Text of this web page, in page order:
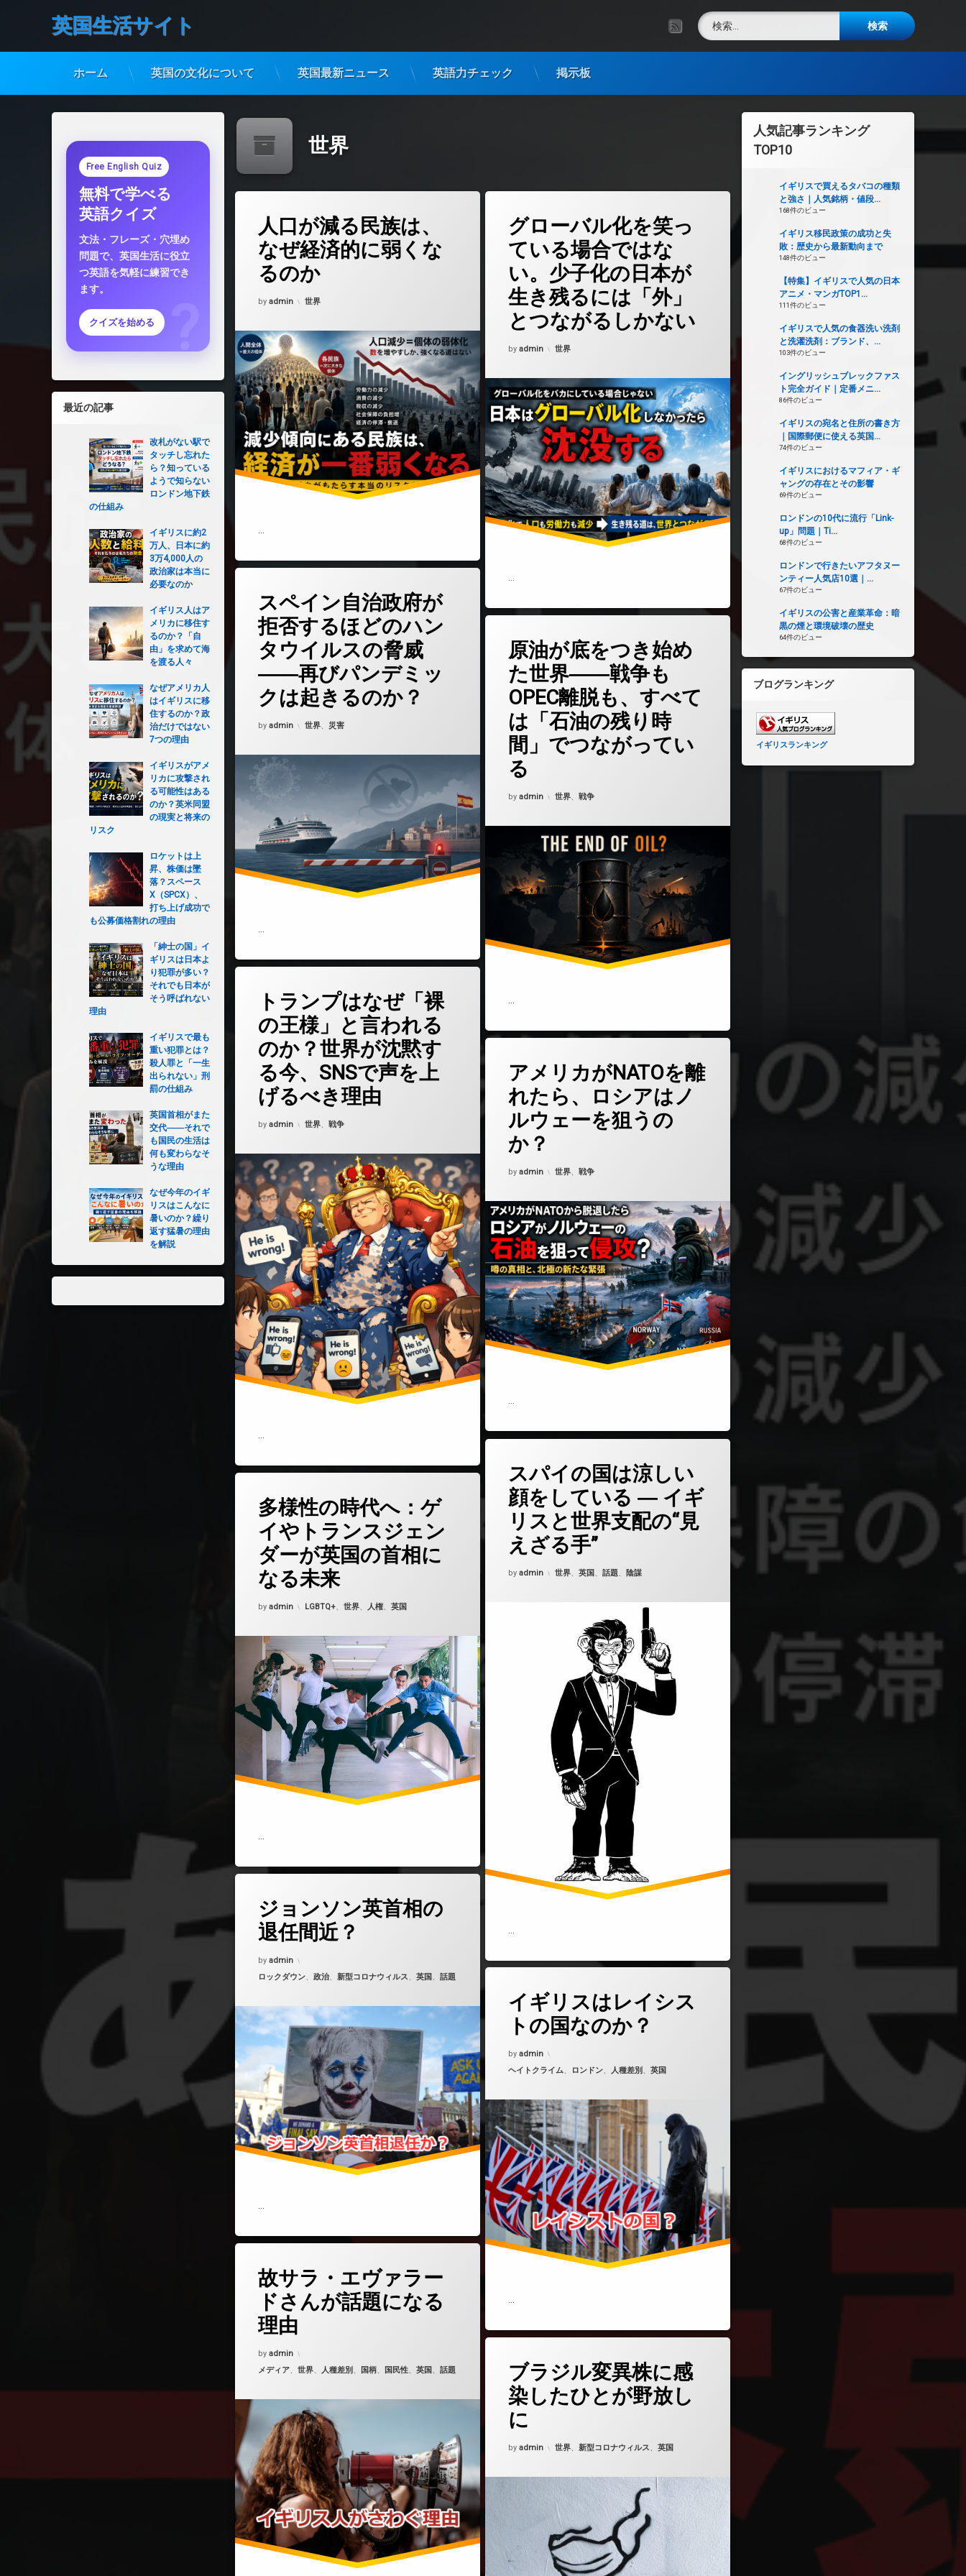
英国生活サイト RSS検索:
ホーム 英国の文化について 英国最新ニュース 英語力チェック 掲示板
世界
人口が減る民族は、
なぜ経済的に弱くな
るのか
Updated on 2026年5月18日
byadmin カテゴリー:
世界
…
グローバル化を笑っ
ている場合ではな
い。少子化の日本が
生き残るには「外」
とつながるしかない
Updated on 2026年5月18日
byadmin カテゴリー:
世界
…
(グローバル化を笑っている場合ではない。少子化の日本が生き残るには「外」とつながるしか
スペイン自治政府が
拒否するほどのハン
タウイルスの脅威
――再びパンデミッ
クは起きるのか？
Updated on 2026年5月6日
byadmin カテゴリー:
世界、 災害
(スペイン自治政府が拒否するほどのハンタウイルスの脅威――再びパンデミックは起きるのか？)
原油が底をつき始め
た世界――戦争も
OPEC離脱も、すべて
は「石油の残り時
間」でつながってい
る
Updated on 2026年4月30日
byadmin カテゴリー:
世界、戦争
(原油が底をつき始めた世界――戦争もOPEC離脱も、すべては「石油の残り時間」でつながっ
トランプはなぜ「裸
の王様」と言われる
のか？世界が沈黙す
る今、SNSで声を上
げるべき理由
Updated on 2026年4月13日
byadmin カテゴリー:
世界、戦争
アメリカがNATOを離
れたら、ロシアはノ
ルウェーを狙うの
か？
Updated on 2026年4月10日
byadmin カテゴリー:
世界、戦争
…
(アメリカがNATOを離れたら、ロシアはノルウェーを狙うのか？)
スパイの国は涼しい
顔をしている ― イギ
リスと世界支配の“見
えざる手”
2025年6月14日
byadmin カテゴリー:
世界 、英国 、話題 陰謀
多様性の時代へ：ゲ
イやトランスジェン
ダーが英国の首相に
なる未来
Updated on 2025年6月5日
byadmin カテゴリー:
LGBTQ+、世界、 人権、英国
(多様性の時代へ：ゲイやトランスジェンダーが英国の首相になる未来)
ジョンソン英首相の
退任間近？
Updated on
byadmin
カテゴリー:
ロックダウン、政治、新型コロナウィルス、英国 、話題
スキャンダル
イギリスはレイシス
トの国なのか？
Updated on
byadmin
カテゴリー:
ヘイトクライム、 ロンドン、 人種差別 、英国
イギリス白人
故サラ・エヴァラー
ドさんが話題になる
理由
Updated on
byadmin
カテゴリー:
メディア、世界、 人種差別 、 国柄、 国民性、英国 、話題
白人女性
誘拐
ブラジル変異株に感
染したひとが野放し
に
Updated on 2021年3月1日
byadmin カテゴリー:
世界、新型コロナウィルス、英国
変異株
政治家
Free English Quiz
無料で学べる
英語クイズ
文法・フレーズ・穴埋め
問題で、英国生活に役立
つ英語を気軽に練習でき
ます。
クイズを始める
最近の記事
改札がない駅で
タッチし忘れた
ら？知っている
ようで知らない
ロンドン地下鉄
の仕組み
イギリスに約2
万人、日本に約
3万4,000人の
政治家は本当に
必要なのか
イギリス人はア
メリカに移住す
るのか？「自
由」を求めて海
を渡る人々
なぜアメリカ人
はイギリスに移
住するのか？政
治だけではない
7つの理由
イギリスがアメ
リカに攻撃され
る可能性はある
のか？英米同盟
の現実と将来の
リスク
ロケットは上
昇、株価は墜
落？スペース
X（SPCX）、
打ち上げ成功で
も公募価格割れの理由
「紳士の国」イ
ギリスは日本よ
り犯罪が多い？
それでも日本が
そう呼ばれない
理由
イギリスで最も
重い犯罪とは？
殺人罪と「一生
出られない」刑
罰の仕組み
英国首相がまた
交代――それで
も国民の生活は
何も変わらなそ
うな理由
なぜ今年のイギ
リスはこんなに
暑いのか？繰り
返す猛暑の理由
を解説
人気記事ランキング
TOP10
イギリスで買えるタバコの種類
と強さ｜人気銘柄・値段...
168件のビュー
イギリス移民政策の成功と失
敗：歴史から最新動向まで
148件のビュー
【特集】イギリスで人気の日本
アニメ・マンガTOP1...
111件のビュー
イギリスで人気の食器洗い洗剤
と洗濯洗剤：ブランド、...
103件のビュー
イングリッシュブレックファス
ト完全ガイド｜定番メニ...
86件のビュー
イギリスの宛名と住所の書き方
｜国際郵便に使える英国...
74件のビュー
イギリスにおけるマフィア・ギ
ャングの存在とその影響
69件のビュー
ロンドンの10代に流行「Link-
up」問題｜Ti...
68件のビュー
ロンドンで行きたいアフタヌー
ンティー人気店10選｜...
67件のビュー
イギリスの公害と産業革命：暗
黒の煙と環境破壊の歴史
64件のビュー
ブログランキング
イギリスランキング